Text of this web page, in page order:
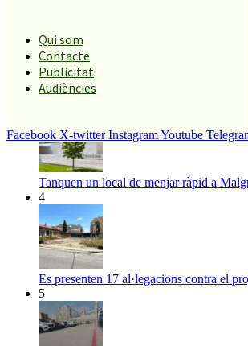
Qui som
Contacte
Publicitat
Audiències
Facebook X-twitter InstagramYoutube
Enxampat l’autor de les pintades a la
Tanquen un local de menjar ràpid a
4
Es presenten 17 al·legacions contra el
5